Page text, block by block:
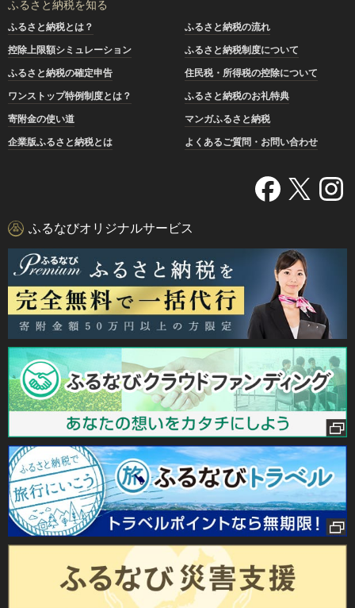
ふるさと納税を知る
ふるさと納税とは？
ふるさと納税の流れ
控除上限額シミュレーション
ふるさと納税制度について
ふるさと納税の確定申告
住民税・所得税の控除について
ワンストップ特例制度とは？
ふるさと納税のお礼特典
寄附金の使い道
マンガふるさと納税
企業版ふるさと納税とは
よくあるご質問・お問い合わせ
ふるなびオリジナルサービス